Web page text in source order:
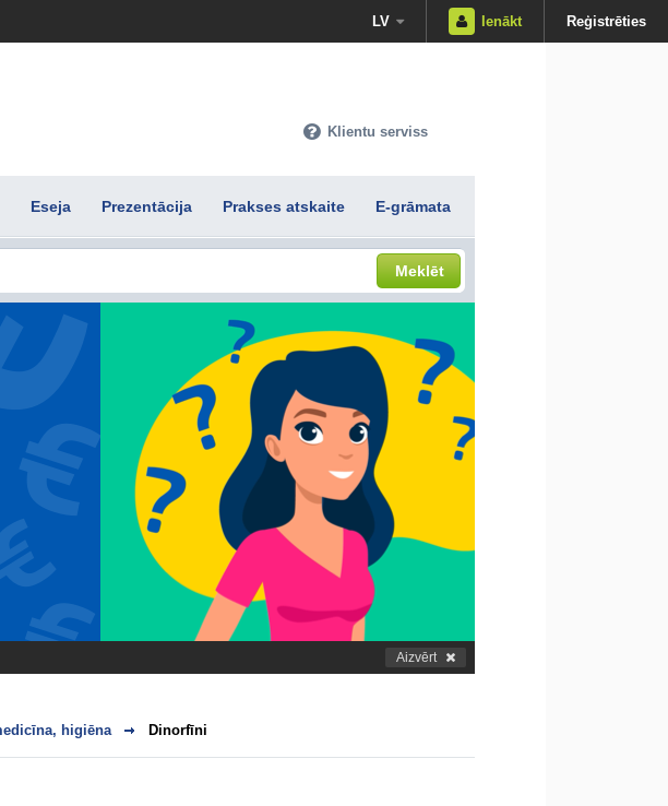
LV Ienākt Reģistrēties
Klientu serviss
Eseja Prezentācija Prakses atskaite E-grāmata
Meklēt
Aizvērt
higiēna Dinorfīni